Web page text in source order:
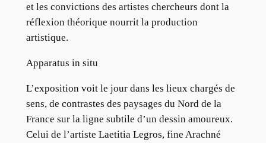
et les convictions des artistes chercheurs dont la
réflexion théorique nourrit la production
artistique.
Apparatus in situ
L’exposition voit le jour dans les lieux chargés de
sens, de contrastes des paysages du Nord de la
France sur la ligne subtile d’un dessin amoureux.
Celui de l’artiste Laetitia Legros, fine Arachné